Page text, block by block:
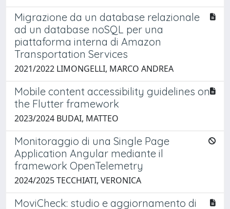
Migrazione da un database relazionale
ad un database noSQL per una
piattaforma interna di Amazon
Transportation Services
2021/2022 LIMONGELLI, MARCO ANDREA
Mobile content accessibility guidelines on
the Flutter framework
2023/2024 BUDAI, MATTEO
Monitoraggio di una Single Page
Application Angular mediante il
framework OpenTelemetry
2024/2025 TECCHIATI, VERONICA
MoviCheck: studio e aggiornamento di